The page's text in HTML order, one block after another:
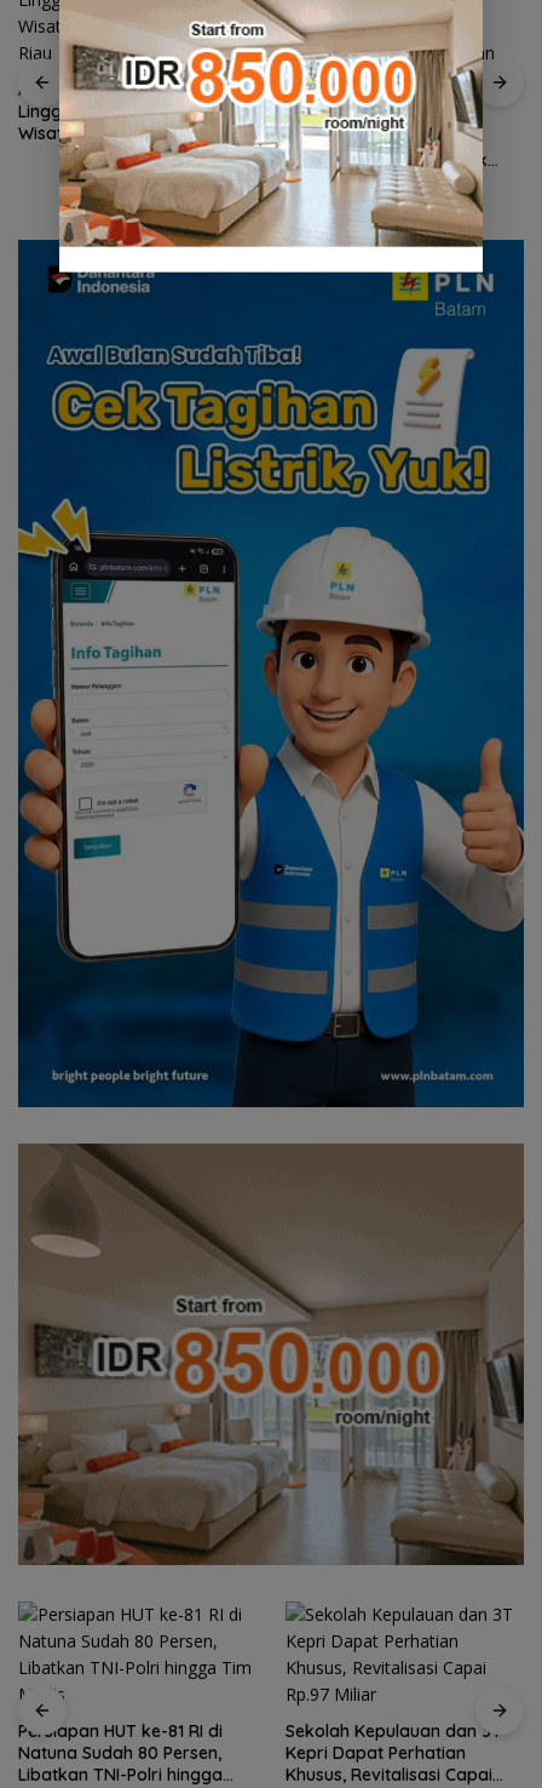
ASPPI DPD Kepri Dorong
Lingga Menjadi Destinasi
Wisata Unggulan Kepulauan
Wagub Nyanyang Salat
Iduladha Bersama
Masyarakat Lingga, Ajak
Perkuat Nilai Pengorbanan
dan Solidaritas
Persiapan HUT ke-81 RI di
Natuna Sudah 80 Persen,
Libatkan TNI-Polri hingga
Sekolah Kepulauan dan 3T
Kepri Dapat Perhatian
Khusus, Revitalisasi Capai